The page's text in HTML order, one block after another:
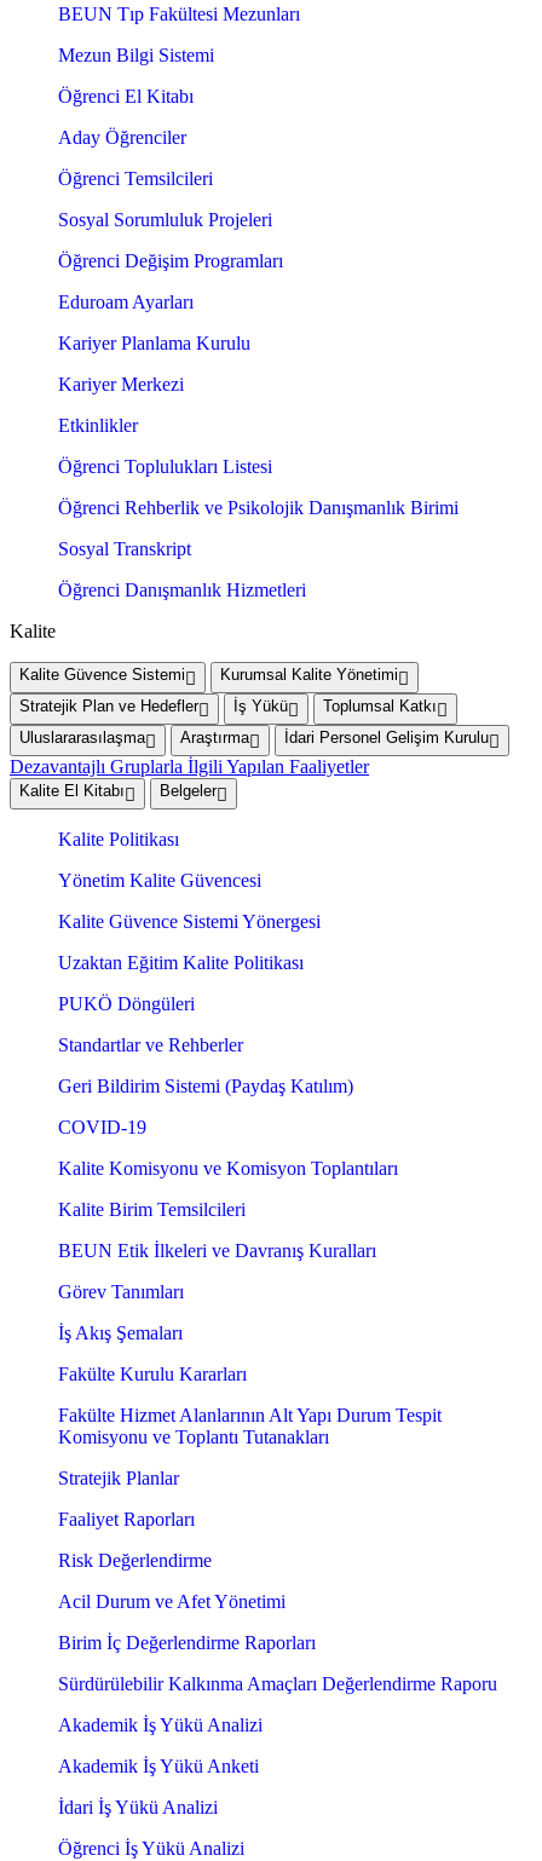
BEUN Tıp Fakültesi Mezunları
Mezun Bilgi Sistemi
Öğrenci El Kitabı
Aday Öğrenciler
Öğrenci Temsilcileri
Sosyal Sorumluluk Projeleri
Öğrenci Değişim Programları
Eduroam Ayarları
Kariyer Planlama Kurulu
Kariyer Merkezi
Etkinlikler
Öğrenci Toplulukları Listesi
Öğrenci Rehberlik ve Psikolojik Danışmanlık Birimi
Sosyal Transkript
Öğrenci Danışmanlık Hizmetleri
Kalite
Kalite Güvence Sistemi
Kurumsal Kalite Yönetimi
Stratejik Plan ve Hedefler
İş Yükü
Toplumsal Katkı
Uluslararasılaşma
Araştırma İdari Personel Gelişim Kurulu
Dezavantajlı Gruplarla İlgili Yapılan Faaliyetler
Kalite El Kitabı Belgeler
Kalite Politikası
Yönetim Kalite Güvencesi
Kalite Güvence Sistemi Yönergesi
Uzaktan Eğitim Kalite Politikası
PUKÖ Döngüleri
Standartlar ve Rehberler
Geri Bildirim Sistemi (Paydaş Katılım)
COVID-19
Kalite Komisyonu ve Komisyon Toplantıları
Kalite Birim Temsilcileri
BEUN Etik İlkeleri ve Davranış Kuralları
Görev Tanımları
İş Akış Şemaları
Fakülte Kurulu Kararları
Fakülte Hizmet Alanlarının Alt Yapı Durum Tespit
Komisyonu ve Toplantı Tutanakları
Stratejik Planlar
Faaliyet Raporları
Risk Değerlendirme
Acil Durum ve Afet Yönetimi
Birim İç Değerlendirme Raporları
Sürdürülebilir Kalkınma Amaçları Değerlendirme Raporu
Akademik İş Yükü Analizi
Akademik İş Yükü Anketi
İdari İş Yükü Analizi
Öğrenci İş Yükü Analizi